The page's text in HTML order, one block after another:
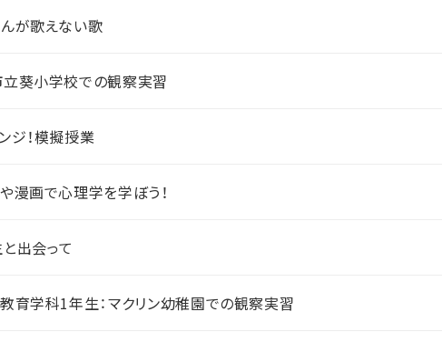
が歌えない歌
葵小学校での観察実習
ジ！模擬授業
漫画で心理学を学ぼう！
出会って
育学科1年生：マクリン幼稚園での観察実習